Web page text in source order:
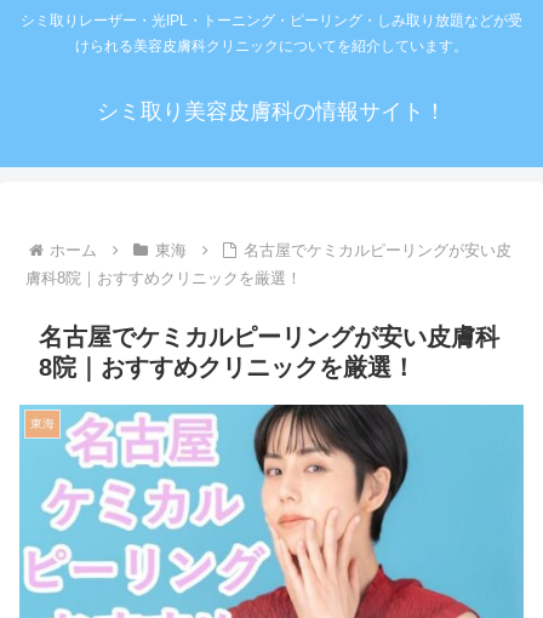
シミ取りレーザー・光IPL・トーニング・ピーリング・しみ取り放題などが受
けられる美容皮膚科クリニックについてを紹介しています。
シミ取り美容皮膚科の情報サイト！
ホーム 東海
名古屋でケミカルピーリングが安い皮
膚科8院｜おすすめクリニックを厳選！
名古屋でケミカルピーリングが安い皮膚科
8院｜おすすめクリニックを厳選！
東海